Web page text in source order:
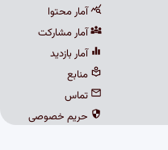
آمار محتوا
آمار مشارکت
آمار بازدید
منابع
تماس
حریم خصوصی